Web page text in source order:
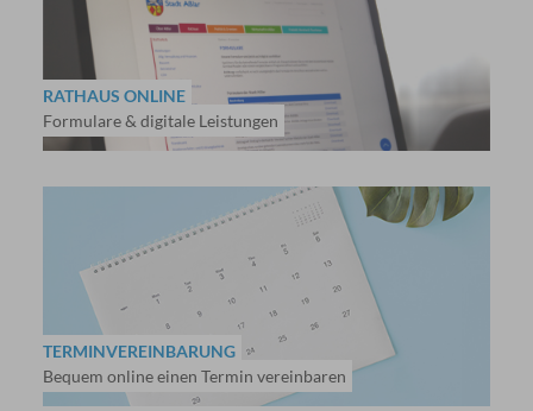
RATHAUS ONLINE
Formulare & digitale Leistungen
TERMINVEREINBARUNG
Bequem online einen Termin vereinbaren